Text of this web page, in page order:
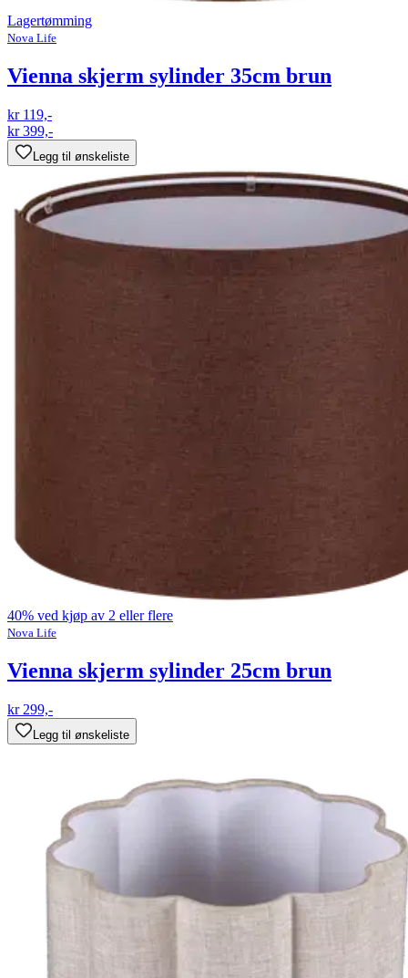
Lagertømming
Nova Life
Vienna skjerm sylinder 35cm brun
kr 119,-
kr 399,-
Legg til ønskeliste
40% ved kjøp av 2 eller flere
Nova Life
Vienna skjerm sylinder 25cm brun
kr 299,-
Legg til ønskeliste